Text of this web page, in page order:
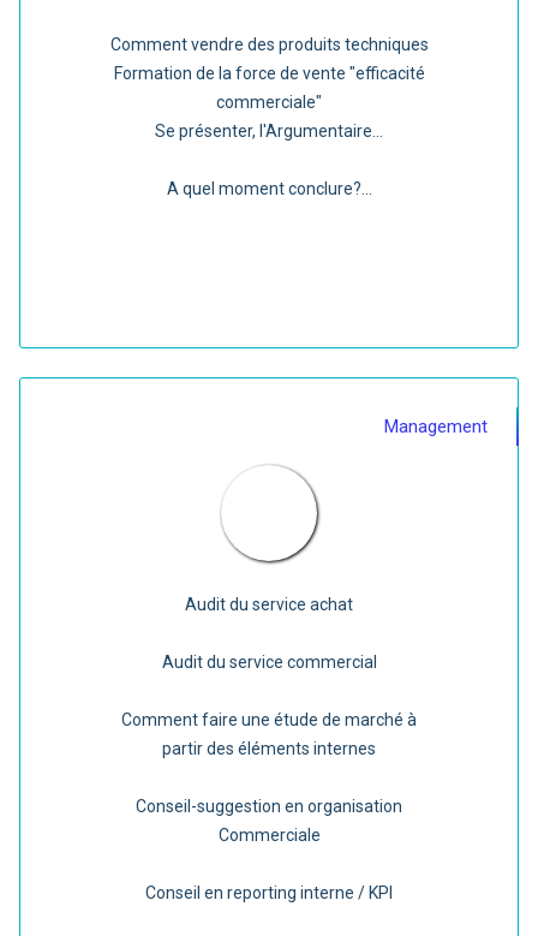
Comment vendre des produits techniques
Formation de la force de vente "efficacité
commerciale"
Se présenter, l'Argumentaire...
A quel moment conclure?...
Management
Audit du service achat
Audit du service commercial
Comment faire une étude de marché à
partir des éléments internes
Conseil-suggestion en organisation
Commerciale
Conseil en reporting interne / KPI